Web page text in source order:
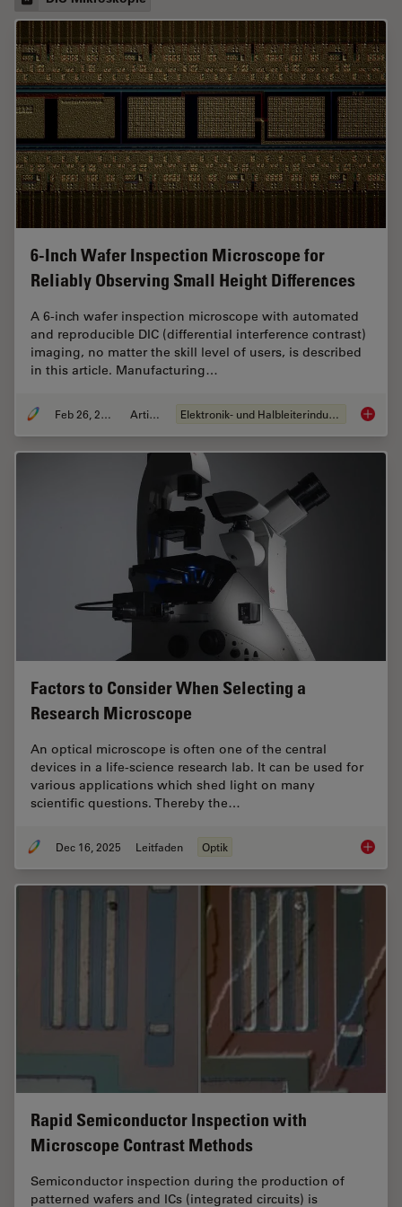
6-Inch Wafer Inspection Microscope for
Reliably Observing Small Height Differences
A 6-inch wafer inspection microscope with automated
and reproducible DIC (differential interference contrast)
imaging, no matter the skill level of users, is described
in this article. Manufacturing…
Feb 26, 2026 Artikel Elektronik- und Halbleiterindustrie 6-Inch
Factors to Consider When Selecting a
Research Microscope
An optical microscope is often one of the central
devices in a life-science research lab. It can be used for
various applications which shed light on many
scientific questions. Thereby the…
Dec 16, 2025 Leitfaden Optik Factors
Rapid Semiconductor Inspection with
Microscope Contrast Methods
Semiconductor inspection during the production of
patterned wafers and ICs (integrated circuits) is